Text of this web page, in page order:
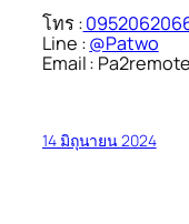
โทร :
Line :@Patwo
Email :
14 มิถุนายน 2024